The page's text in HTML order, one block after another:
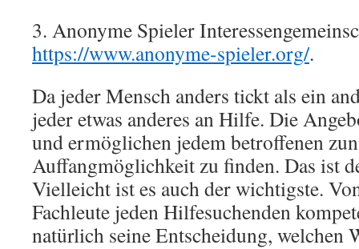
3. Anonyme Spieler
https://www.anonyme-spieler.org/.
Da jeder Mensch anders tickt als ein
jeder etwas anderes an Hilfe. Die
und ermöglichen jedem betroffenen
Auffangmöglichkeit zu finden. Das ist
Vielleicht ist es auch der wichtigste.
Fachleute jeden Hilfesuchenden
natürlich seine Entscheidung, welchen